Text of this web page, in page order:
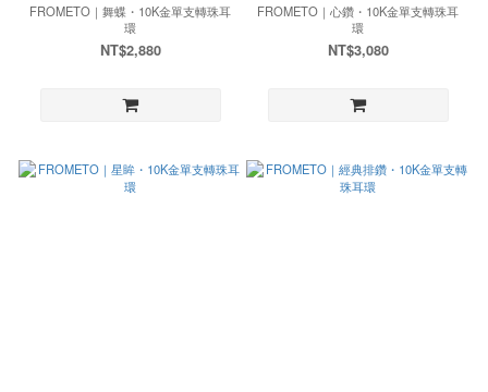
FROMETO｜舞蝶・10K金單支轉珠耳
環
NT$2,880
FROMETO｜心鑽・10K金單支轉珠耳
環
NT$3,080